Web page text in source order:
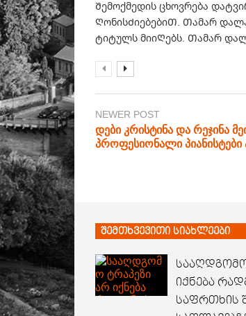
Შემოქმედის ცხოვრება
ᲦონისᲫიებებიᲗ. Თამარ
ტიტულს მიიᲦებს. Თამარ
NEWER POST
დები კრისტინა და რეჯინა
პროფესიონალი პიანისტები
შემთხვევითი სიახლეები
იქნება
საფრთხის